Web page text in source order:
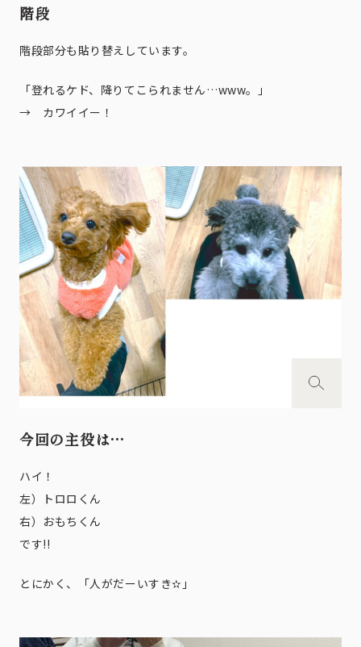
階段
階段部分も貼り替えしています。
「登れるケド、降りてこられません…www。」
→ カワイイー！
今回の主役は…
ハイ！
左）トロロくん
右）おもちくん
です!!
とにかく、「人がだーいすき✫」